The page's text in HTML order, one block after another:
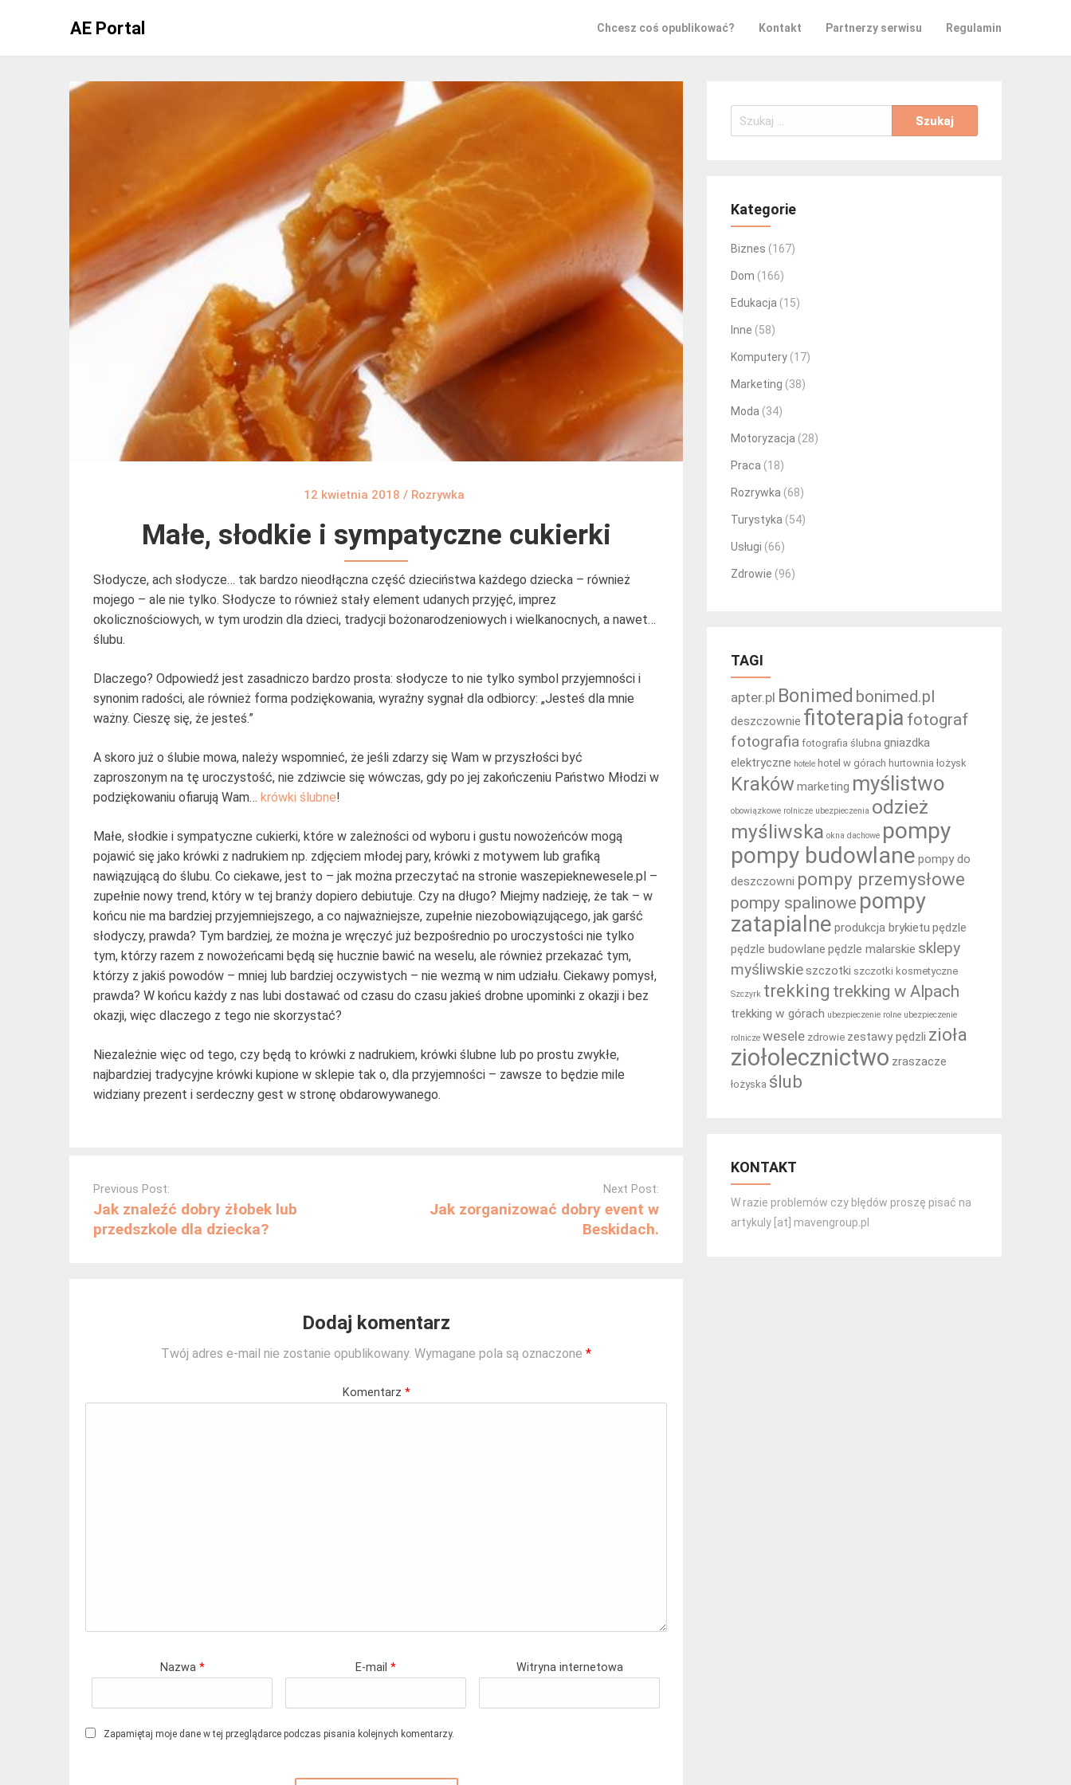
AE Portal Chcesz coś opublikować? Kontakt Partnerzy serwisu Regulamin
12 kwietnia 2018 / Rozrywka
Małe, słodkie i sympatyczne cukierki
Słodycze, ach słodycze… tak bardzo nieodłączna część dzieciństwa każdego dziecka – również
mojego – ale nie tylko. Słodycze to również stały element udanych przyjęć, imprez
okolicznościowych, w tym urodzin dla dzieci, tradycji bożonarodzeniowych i wielkanocnych, a nawet…
ślubu.
Dlaczego? Odpowiedź jest zasadniczo bardzo prosta: słodycze to nie tylko symbol przyjemności i
synonim radości, ale również forma podziękowania, wyraźny sygnał dla odbiorcy: „Jesteś dla mnie
ważny. Cieszę się, że jesteś.”
A skoro już o ślubie mowa, należy wspomnieć, że jeśli zdarzy się Wam w przyszłości być
zaproszonym na tę uroczystość, nie zdziwcie się wówczas, gdy po jej zakończeniu Państwo Młodzi w
podziękowaniu ofiarują Wam… krówki ślubne!
Małe, słodkie i sympatyczne cukierki, które w zależności od wyboru i gustu nowożeńców mogą
pojawić się jako krówki z nadrukiem np. zdjęciem młodej pary, krówki z motywem lub grafiką
nawiązującą do ślubu. Co ciekawe, jest to – jak można przeczytać na stronie waszepieknewesele.pl –
zupełnie nowy trend, który w tej branży dopiero debiutuje. Czy na długo? Miejmy nadzieję, że tak – w
końcu nie ma bardziej przyjemniejszego, a co najważniejsze, zupełnie niezobowiązującego, jak garść
słodyczy, prawda? Tym bardziej, że można je wręczyć już bezpośrednio po uroczystości nie tylko
tym, którzy razem z nowożeńcami będą się hucznie bawić na weselu, ale również przekazać tym,
którzy z jakiś powodów – mniej lub bardziej oczywistych – nie wezmą w nim udziału. Ciekawy pomysł,
prawda? W końcu każdy z nas lubi dostawać od czasu do czasu jakieś drobne upominki z okazji i bez
okazji, więc dlaczego z tego nie skorzystać?
Niezależnie więc od tego, czy będą to krówki z nadrukiem, krówki ślubne lub po prostu zwykłe,
najbardziej tradycyjne krówki kupione w sklepie tak o, dla przyjemności – zawsze to będzie mile
widziany prezent i serdeczny gest w stronę obdarowywanego.
navigation
Previous Post:
Jak znaleźć dobry żłobek lub
przedszkole dla dziecka?
Next Post:
Jak zorganizować dobry event w
Beskidach.
Dodaj komentarz
Twój adres e-mail nie zostanie opublikowany. Wymagane pola są oznaczone *
Komentarz *
Nazwa * E-mail* Witryna internetowa
Zapamiętaj moje dane w tej przeglądarce podczas pisania kolejnych komentarzy.
Szukaj:
Kategorie
Biznes (167)
Dom (166)
Edukacja (15)
Inne (58)
Komputery (17)
Marketing (38)
Moda (34)
Motoryzacja (28)
Praca (18)
Rozrywka (68)
Turystyka (54)
Usługi (66)
Zdrowie (96)
TAGI
apter.pl Bonimed bonimed.pl
deszczownie fitoterapia fotograf
fotografia fotografia ślubna gniazdka
elektryczne hotele hotel w górach hurtownia łożysk
Kraków marketing myślistwo
obowiązkowe rolnicze ubezpieczenia odzież
myśliwska okna dachowe pompy
pompy budowlane pompy do
deszczowni pompy przemysłowe
pompy spalinowe pompy
zatapialne produkcja brykietu pędzle
pędzle budowlane pędzle malarskie sklepy
myśliwskieszczotki szczotki kosmetyczne
Szczyrk trekking trekking w Alpach
trekking w górach ubezpieczenie rolne ubezpieczenie
rolnicze wesele zdrowie zestawy pędzli zioła
ziołolecznictwo zraszacze
łożyska ślub
KONTAKT
W razie problemów czy błędów proszę pisać na
artykuly [at] mavengroup.pl